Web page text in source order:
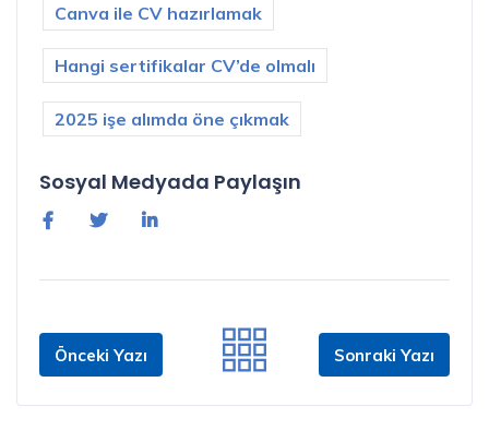
Canva ile CV hazırlamak
Hangi sertifikalar CV’de olmalı
2025 işe alımda öne çıkmak
Sosyal Medyada Paylaşın
Önceki Yazı Sonraki Yazı